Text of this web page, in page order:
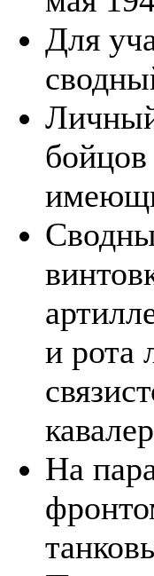
Для
Личный
и рота
На